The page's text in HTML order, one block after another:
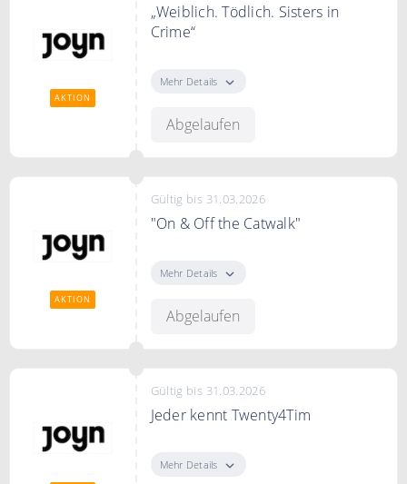
AKTION
„Weiblich. Tödlich. Sisters in
Crime“
Mehr Details
Abgelaufen
AKTION
Gültig bis 31.03.2026
"On & Off the Catwalk"
Mehr Details
Abgelaufen
Gültig bis 31.03.2026
Jeder kennt Twenty4Tim
Kostenlos streamen auf Joyn.
Mehr Details